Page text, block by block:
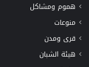
هموم ومشاكل
منوعات
قرى ومدن
هيئة الشبان